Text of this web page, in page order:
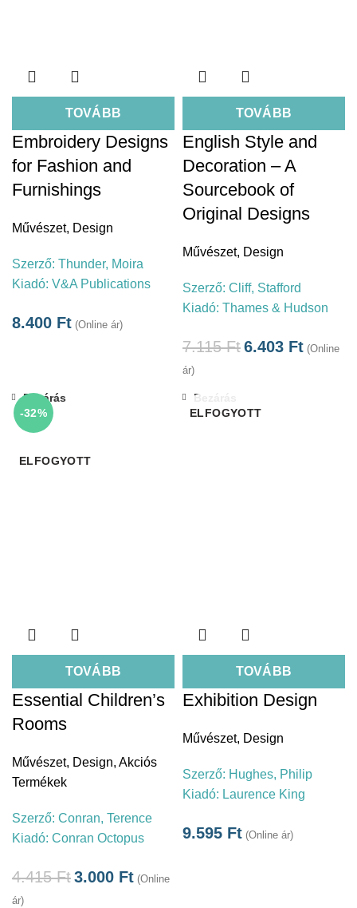
TOVÁBB
Embroidery Designs
for Fashion and
Furnishings
Művészet, Design
Szerző: Thunder, Moira
Kiadó: V&A Publications
8.400 Ft (Online ár)
TOVÁBB
English Style and
Decoration – A
Sourcebook of
Original Designs
Művészet, Design
Szerző: Cliff, Stafford
Kiadó: Thames & Hudson
7.115Ft6.403 Ft (Online
ár)
-32%
ELFOGYOTT
TOVÁBB
Bezárás
Essential Children’s
Rooms
Művészet, Design, Akciós
Termékek
Szerző: Conran, Terence
Kiadó: Conran Octopus
4.415Ft3.000 Ft (Online
ár)
ELFOGYOTT
TOVÁBB
Bezárás
Exhibition Design
Művészet, Design
Szerző: Hughes, Philip
Kiadó: Laurence King
9.595 Ft (Online ár)